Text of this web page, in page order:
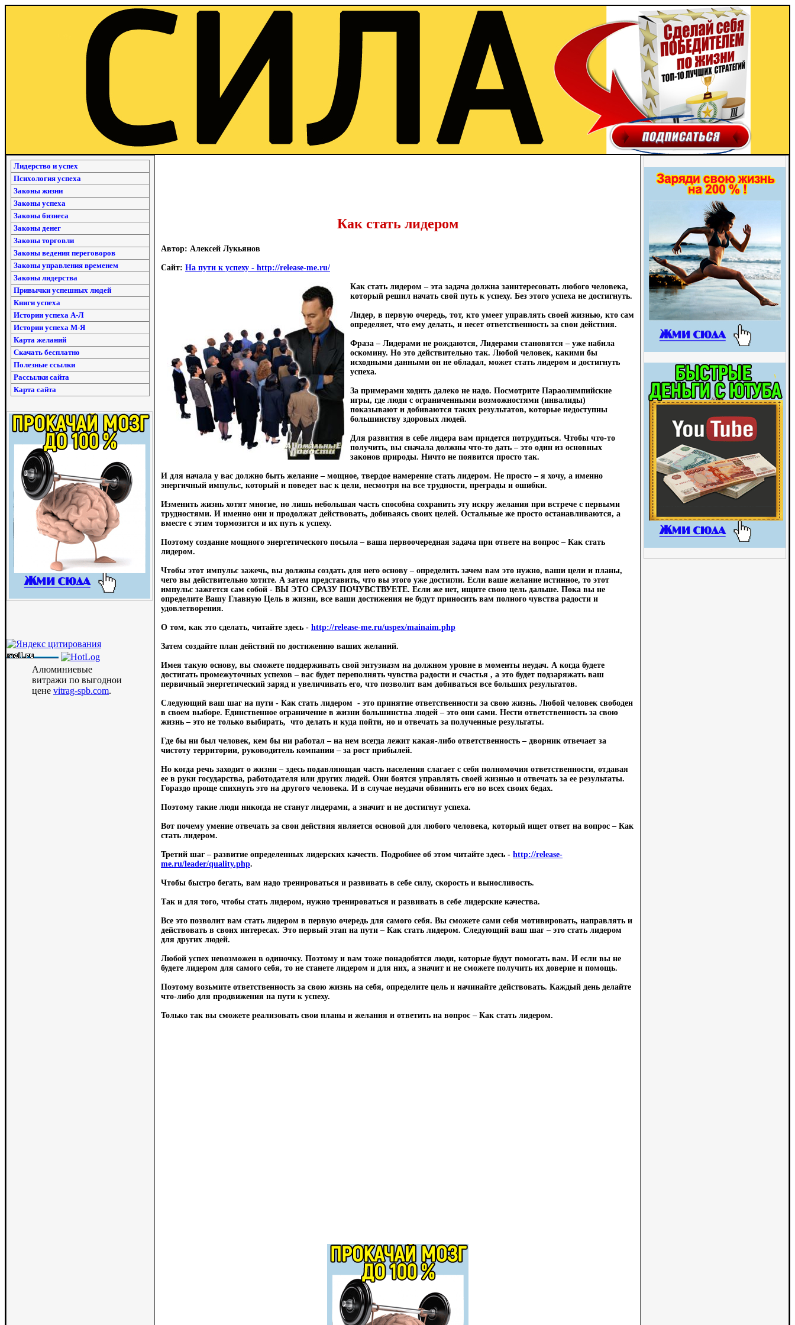
Лидерство и успех
Психология успеха
Законы жизни
Законы успеха
Законы бизнеса
Законы денег
Законы торговли
Законы ведения переговоров
Законы управления временем
Законы лидерства
Привычки успешных людей
Книги успеха
Истории успеха А-Л
Истории успеха М-Я
Карта желаний
Скачать бесплатно
Полезные ссылки
Рассылки сайта
Карта сайта
Алюминиевые
витражи по выгоднои
цене vitrag-spb.com.
Как стать лидером
Автор: Алексей Лукьянов
Сайт: На пути к успеху - http://release-me.ru/
Как стать лидером – эта задача должна заинтересовать любого человека,
который решил начать свой путь к успеху. Без этого успеха не достигнуть.
Лидер, в первую очередь, тот, кто умеет управлять своей жизнью, кто сам
определяет, что ему делать, и несет ответственность за свои действия.
Фраза – Лидерами не рождаются, Лидерами становятся – уже набила
оскомину. Но это действительно так. Любой человек, какими бы
исходными данными он не обладал, может стать лидером и достигнуть
успеха.
За примерами ходить далеко не надо. Посмотрите Параолимпийские
игры, где люди с ограниченными возможностями (инвалиды)
показывают и добиваются таких результатов, которые недоступны
большинству здоровых людей.
Для развития в себе лидера вам придется потрудиться. Чтобы что-то
получить, вы сначала должны что-то дать – это один из основных
законов природы. Ничто не появится просто так.
И для начала у вас должно быть желание – мощное, твердое намерение стать лидером. Не просто – я хочу, а именно
энергичный импульс, который и поведет вас к цели, несмотря на все трудности, преграды и ошибки.
Изменить жизнь хотят многие, но лишь небольшая часть способна сохранить эту искру желания при встрече с первыми
трудностями. И именно они и продолжат действовать, добиваясь своих целей. Остальные же просто останавливаются, а
вместе с этим тормозится и их путь к успеху.
Поэтому создание мощного энергетического посыла – ваша первоочередная задача при ответе на вопрос – Как стать
лидером.
Чтобы этот импульс зажечь, вы должны создать для него основу – определить зачем вам это нужно, ваши цели и планы,
чего вы действительно хотите. А затем представить, что вы этого уже достигли. Если ваше желание истинное, то этот
импульс зажгется сам собой - ВЫ ЭТО СРАЗУ ПОЧУВСТВУЕТЕ. Если же нет, ищите свою цель дальше. Пока вы не
определите Вашу Главную Цель в жизни, все ваши достижения не будут приносить вам полного чувства радости и
удовлетворения.
О том, как это сделать, читайте здесь - http://release-me.ru/uspex/mainaim.php
Затем создайте план действий по достижению ваших желаний.
Имея такую основу, вы сможете поддерживать свой энтузиазм на должном уровне в моменты неудач. А когда будете
достигать промежуточных успехов – вас будет переполнять чувства радости и счастья , а это будет подзаряжать ваш
первичный энергетический заряд и увеличивать его, что позволит вам добиваться все больших результатов.
Следующий ваш шаг на пути - Как стать лидером - это принятие ответственности за свою жизнь. Любой человек свободен
в своем выборе. Единственное ограничение в жизни большинства людей – это они сами. Нести ответственность за свою
жизнь – это не только выбирать, что делать и куда пойти, но и отвечать за полученные результаты.
Где бы ни был человек, кем бы ни работал – на нем всегда лежит какая-либо ответственность – дворник отвечает за
чистоту территории, руководитель компании – за рост прибылей.
Но когда речь заходит о жизни – здесь подавляющая часть населения слагает с себя полномочия ответственности, отдавая
ее в руки государства, работодателя или других людей. Они боятся управлять своей жизнью и отвечать за ее результаты.
Гораздо проще спихнуть это на другого человека. И в случае неудачи обвинить его во всех своих бедах.
Поэтому такие люди никогда не станут лидерами, а значит и не достигнут успеха.
Вот почему умение отвечать за свои действия является основой для любого человека, который ищет ответ на вопрос – Как
стать лидером.
Третий шаг – развитие определенных лидерских качеств. Подробнее об этом читайте здесь - http://release-
me.ru/leader/quality.php.
Чтобы быстро бегать, вам надо тренироваться и развивать в себе силу, скорость и выносливость.
Так и для того, чтобы стать лидером, нужно тренироваться и развивать в себе лидерские качества.
Все это позволит вам стать лидером в первую очередь для самого себя. Вы сможете сами себя мотивировать, направлять и
действовать в своих интересах. Это первый этап на пути – Как стать лидером. Следующий ваш шаг – это стать лидером
для других людей.
Любой успех невозможен в одиночку. Поэтому и вам тоже понадобятся люди, которые будут помогать вам. И если вы не
будете лидером для самого себя, то не станете лидером и для них, а значит и не сможете получить их доверие и помощь.
Поэтому возьмите ответственность за свою жизнь на себя, определите цель и начинайте действовать. Каждый день делайте
что-либо для продвижения на пути к успеху.
Только так вы сможете реализовать свои планы и желания и ответить на вопрос – Как стать лидером.